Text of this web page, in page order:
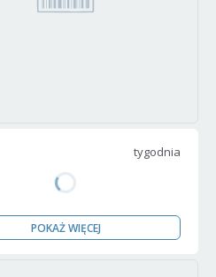
tygodnia
POKAŻ WIĘCEJ